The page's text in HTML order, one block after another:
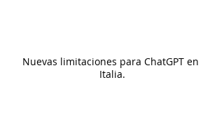
Nuevas limitaciones para ChatGPT en
Italia.